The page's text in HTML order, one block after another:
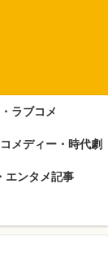
ラブコメ
メディー・時代劇
エンタメ記事